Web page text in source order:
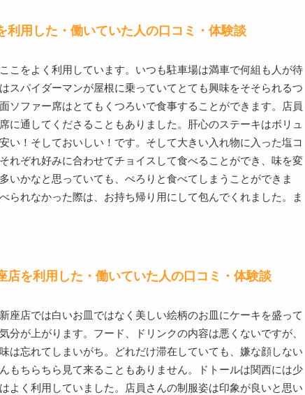
用した・働いていた人の口コミ・体験談
こをよく利用しています。いつも駐車場は満車で何組も人が待
スパイダーマンが屋根に乗っていてとても興味をそそられるつ
ソファー席はとてもくつろいで食事することができます。店員
に通してくださることもありました。肝心のステーキはボリュ
い！そしておいしい！です。そして大きい入れ物に入った塩コ
れぞれ好みに合わせてチョイスして食べることができ、味を変
いかなと思っていても、ぺろりと食べてしまうことができま
られなかった際は、お持ち帰り用にして包んでくれました。ま
店を利用した・働いていた人の口コミ・体験談
座店では白いお皿ではなく美しい絵柄のお皿にケーキを盛って
分が上がります。フード、ドリンクの内容は悪くないですが、
は忘れてしまいがち。どれだけ滞在していても、嫌な顔しない
もちらちら見て来ることもありません。ドトールは関西には少
よく利用していました。店員さんの制服姿は印象が良いと思い